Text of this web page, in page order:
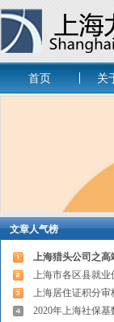
首页 关
文章人气榜
上海猎头公司之高
上海市各区县就业
上海居住证积分审
2020年上海社保基